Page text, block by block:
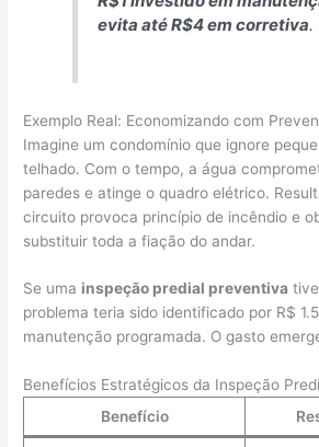
evita até R$4 em corretiva.
Exemplo Real: Economizando com
Imagine um condomínio que ignore
telhado. Com o tempo, a água
paredes e atinge o quadro elétrico.
circuito provoca princípio de incêndio e
substituir toda a fiação do andar.
Se uma inspeção predial preventiva
problema teria sido identificado por R$
manutenção programada. O gasto
Benefícios Estratégicos da Inspeção
Benefício